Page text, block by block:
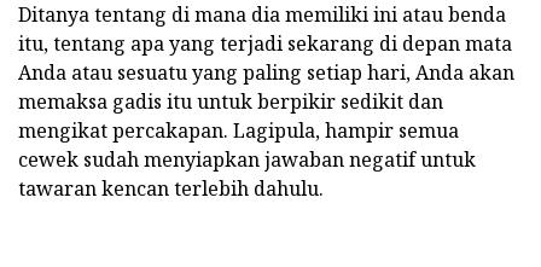
Ditanya tentang di mana dia memiliki ini atau benda
itu, tentang apa yang terjadi sekarang di depan mata
Anda atau sesuatu yang paling setiap hari, Anda akan
memaksa gadis itu untuk berpikir sedikit dan
mengikat percakapan. Lagipula, hampir semua
cewek sudah menyiapkan jawaban negatif untuk
tawaran kencan terlebih dahulu.